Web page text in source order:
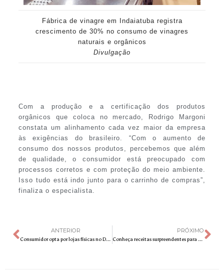
Fábrica de vinagre em Indaiatuba registra
crescimento de 30% no consumo de vinagres
naturais e orgânicos
Divulgação
Com a produção e a certificação dos produtos
orgânicos que coloca no mercado, Rodrigo Margoni
constata um alinhamento cada vez maior da empresa
às exigências do brasileiro. “Com o aumento de
consumo dos nossos produtos, percebemos que além
de qualidade, o consumidor está preocupado com
processos corretos e com proteção do meio ambiente.
Isso tudo está indo junto para o carrinho de compras”,
finaliza o especialista.
ANTERIOR
Consumidor opta por lojas físicas no Dia dos Pais
PRÓXIMO
Conheça receitas surpreendentes para aproveitar aqueles biscoitos perdidos no armário